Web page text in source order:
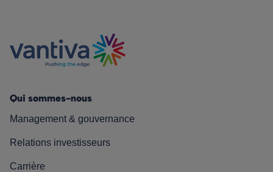
Qui sommes-nous
Management & gouvernance
Relations investisseurs
Carrière